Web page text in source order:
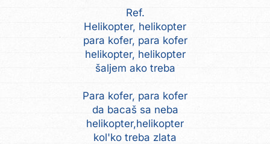
Ref.
Helikopter, helikopter
para kofer, para kofer
helikopter, helikopter
šaljem ako treba
Para kofer, para kofer
da bacaš sa neba
helikopter,helikopter
kol'ko treba zlata